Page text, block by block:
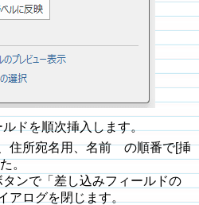
ドを順次挿入します。
住所宛名用、名前 の順番で[挿
。
タンで「差し込みフィールドの
アログを閉じます。